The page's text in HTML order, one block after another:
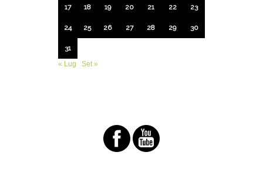
17 18 19 20 21 22 23
24 25 26 27 28 29 30
31
« Lug
Set »